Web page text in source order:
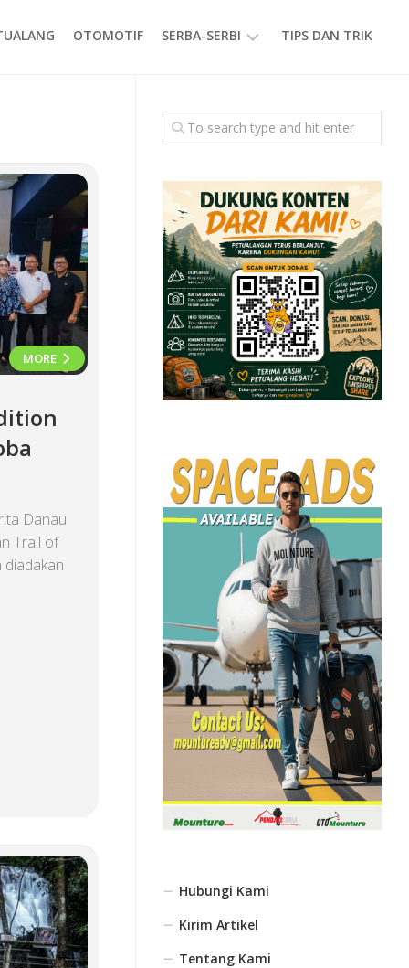
OTOMOTIF SERBA-SERBI
GAYA
HIDUP
TIPS DAN TRIK
MORE
Danau
Trail of
diadakan
Hubungi Kami
Kirim Artikel
Tentang Kami